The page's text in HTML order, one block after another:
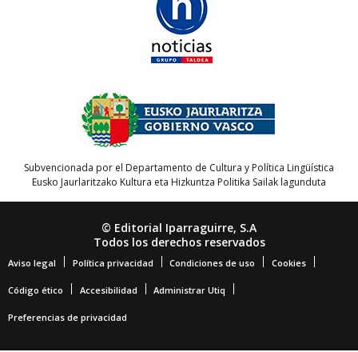
Subvencionada por el Departamento de Cultura y Política Lingüística
Eusko Jaurlaritzako Kultura eta Hizkuntza Politika Sailak lagunduta
© Editorial Iparraguirre, S.A
Todos los derechos reservados
Aviso legal Política privacidad Condiciones de uso Cookies
Código ético Accesibilidad Administrar Utiq
Preferencias de privacidad